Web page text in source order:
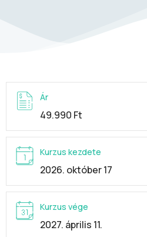
Ár
49.990 Ft
Kurzus kezdete
2026. október 17
Kurzus vége
2027. április 11.